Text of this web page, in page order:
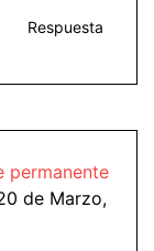
Respuesta
permanente
de Marzo,